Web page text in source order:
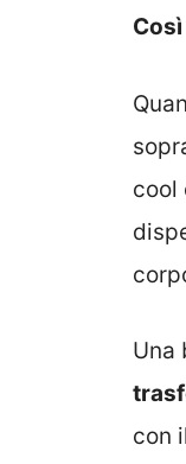
cool
Una
con